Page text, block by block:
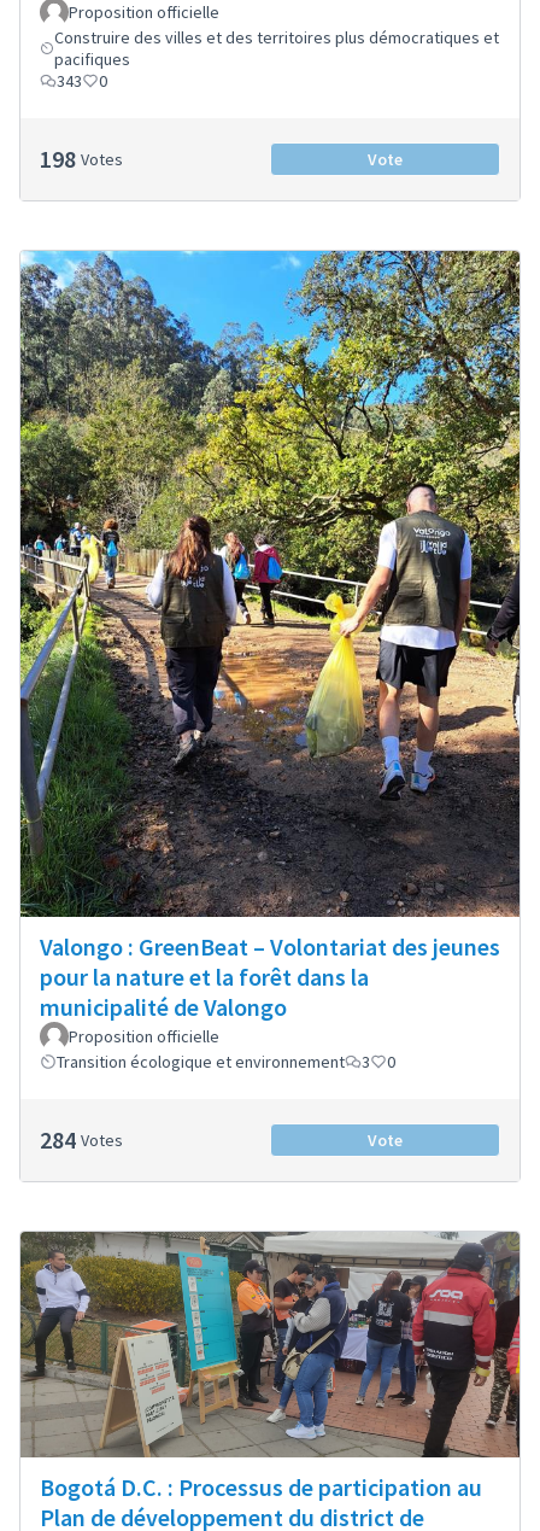
Proposition officielle
Construire des villes et des territoires plus démocratiques et
pacifiques
343
0
198 Votes Vote
Valongo : GreenBeat – Volontariat des jeunes
pour la nature et la forêt dans la
municipalité de Valongo
Proposition officielle
Transition écologique et environnement
3 0
284 Votes Vote
Bogotá D.C. : Processus de participation au
Plan de développement du district de